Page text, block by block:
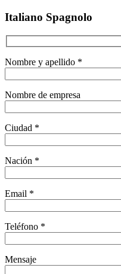
Italiano Spagnolo
Nombre y apellido *
Nombre de empresa
Ciudad *
Nación *
Email *
Teléfono *
Mensaje